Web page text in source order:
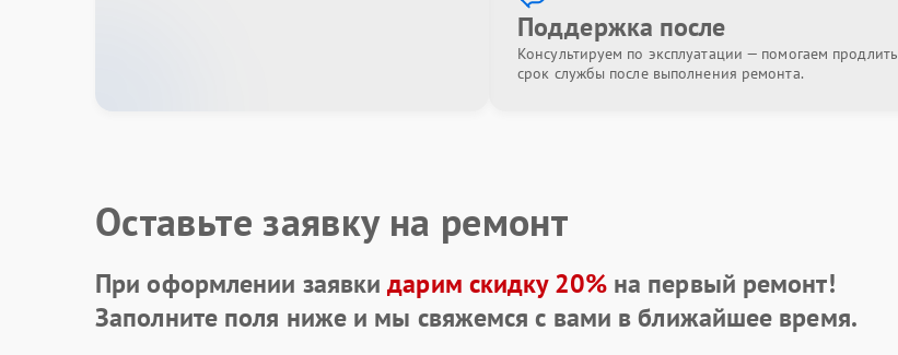
Поддержка после
Консультируем по эксплуатации — помогаем продлить
срок службы после выполнения ремонта.
Оставьте заявку на ремонт
При оформлении заявкидарим скидку 20%на первый ремонт!
Заполните поля ниже и мы свяжемся с вами в ближайшее время.